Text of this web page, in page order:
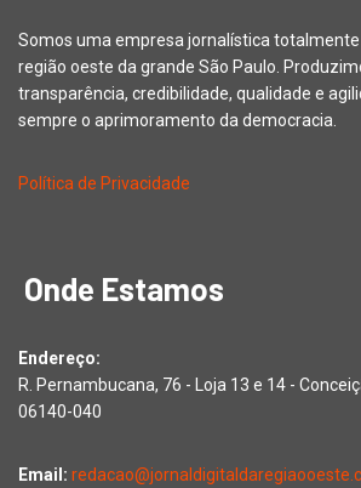
Somos uma empresa jornalística
região oeste da grande São Paulo.
transparência, credibilidade, qualidade e
sempre o aprimoramento da democracia.
Política de Privacidade
Onde Estamos
Endereço:
R. Pernambucana, 76 - Loja 13 e 14 -
06140-040
Email: